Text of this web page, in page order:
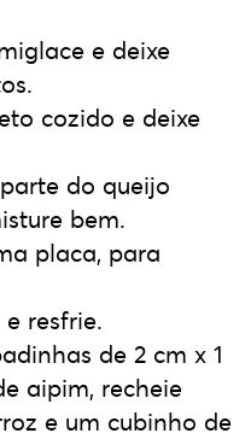
e deixe
cozido e deixe
do queijo
bem.
placa, para
resfrie.
de 2 cm x 1
aipim, recheie
e um cubinho de